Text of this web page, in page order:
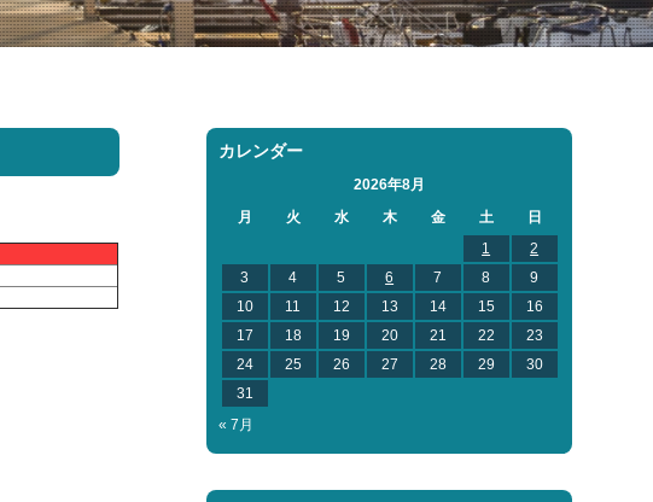
カレンダー
2026年8月
月
火 水 木 金 土
日
1
2
3
4 5 6 7 8
9
10
11 12 13 14 15
16
17
18 19 20 21 22
23
24
25 26 27 28 29
30
31
« 7月